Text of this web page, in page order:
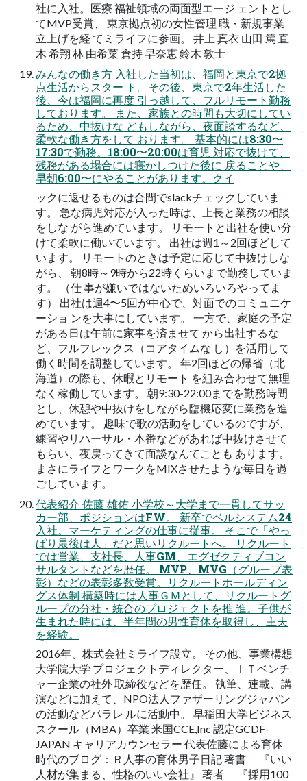
社に入社。医療 福祉領域の両面型エージ ェントとし
てMVP受賞、 東京拠点初の女性管理 職・新規事業
立上げを経 てミライフに参画。 井上 真衣 山田 篤 直
木 希翔 林 由希菜 倉持 早奈恵 鈴木 敦士
みんなの働き方 入社した当初は、福岡と東京で2拠
点生活からスター ト。その後、東京で2年生活した
後、今は福岡に再度 引っ越して、フルリモート勤務
しております。 また、家族との時間も大切にしてい
るため、中抜けな どもしながら、夜面談するなど、
柔軟な働き方をして おります。 基本的には8:30〜
17:30で勤務。18:00〜20:00は育児 対応で抜けて、
残務がある場合には寝かしつけた後に 戻ることや、
早朝6:00〜にやることがあります。クイ
ックに返せるものは合間でslackチェックしていま
す。 急な病児対応が入った時は、上長と業務の相談
をしな がら進めています。 リモートと出社を使い分
けて柔軟に働いています。 出社は週1～2回ほどして
います。 リモートのときは予定に応じて中抜けしな
がら、 朝8時～9時から22時くらいまで勤務していま
す。 （仕 事が嫌いではないためいろいろやってま
す） 出社は週4〜5回が中心で、対面でのコミュニケ
ーショ ンを大事にしています。 一方で、家庭の予定
がある日は午前に家事を済ませて から出社するな
ど、フルフレックス（コアタイムな し）を活用して
働く時間を調整しています。 年2回ほどの帰省（北
海道）の際も、休暇とリモート を組み合わせて無理
なく稼働しています。 朝9:30-22:00までを勤務時間
とし、休憩や中抜けをしながら臨機応変に業務を進
めています。 趣味で歌の活動をしているのですが、
練習やリハーサル・本番などがあれば中抜けさせて
もらい、夜戻ってきて面談なんてことも あります。
まさにライフとワークをMIXさせたような毎日を過
ごしています。
代表紹介 佐藤 雄佑 小学校～大学まで一貫してサッ
カー部、ポジションはFW。 新卒でベルシステム24
入社。マーケティングの仕事に従事。 そこで「やっ
ぱり最後は人」だと思いリクルートへ。 リクルート
では営業、支社長、人事GM、エグゼクティブコン
サルタントなどを歴任。 MVP、MVG（グループ表
彰）などの表彰多数受賞。リクルートホールディン
グス体制 構築時には人事ＧＭとして、リクルートグ
ループの分社・統合のプロジェクトを推 進。子供が
生まれた時には、半年間の男性育休を取得し、主夫
を経験。
2016年、株式会社ミライフ設立。 その他、事業構想
大学院大学 プロジェクトディレクター、ＩＴベンチ
ャー企業の社外 取締役などを歴任。 執筆、連載、講
演などに加えて、NPO法人ファザーリングジャパン
の活動などパラレ ルに活動中。 早稲田大学ビジネス
スクール（MBA）卒業 米国CCE,Inc 認定GCDF-
JAPAN キャリアカウンセラー 代表佐藤による育休
時代のブログ：Ｒ人事の育休男子日記 著書 『いい
人材が集まる、性格のいい会社』 著者 『採用100